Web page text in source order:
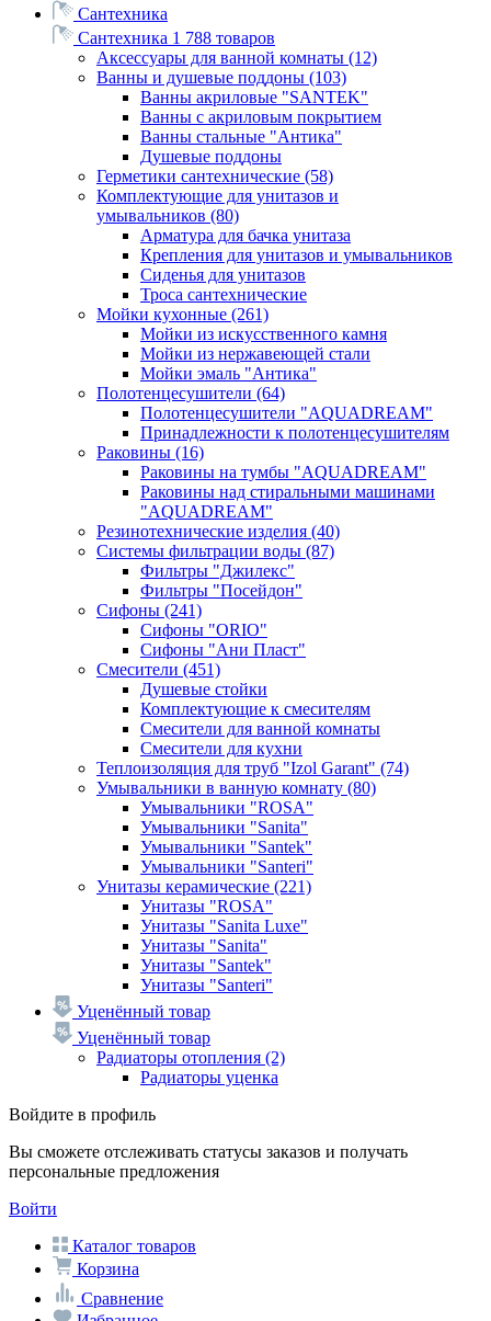
Сантехника
Сантехника 1 788 товаров
Аксессуары для ванной комнаты (12)
Ванны и душевые поддоны (103)
Ванны акриловые "SANTEK"
Ванны с акриловым покрытием
Ванны стальные "Антика"
Душевые поддоны
Герметики сантехнические (58)
Комплектующие для унитазов и
умывальников (80)
Арматура для бачка унитаза
Крепления для унитазов и умывальников
Сиденья для унитазов
Троса сантехнические
Мойки кухонные (261)
Мойки из искусственного камня
Мойки из нержавеющей стали
Мойки эмаль "Антика"
Полотенцесушители (64)
Полотенцесушители "AQUADREAM"
Принадлежности к полотенцесушителям
Раковины (16)
Раковины на тумбы "AQUADREAM"
Раковины над стиральными машинами
"AQUADREAM"
Резинотехнические изделия (40)
Системы фильтрации воды (87)
Фильтры "Джилекс"
Фильтры "Посейдон"
Сифоны (241)
Сифоны "ORIO"
Сифоны "Ани Пласт"
Смесители (451)
Душевые стойки
Комплектующие к смесителям
Смесители для ванной комнаты
Смесители для кухни
Теплоизоляция для труб "Izol Garant" (74)
Умывальники в ванную комнату (80)
Умывальники "ROSA"
Умывальники "Sanita"
Умывальники "Santek"
Умывальники "Santeri"
Унитазы керамические (221)
Унитазы "ROSA"
Унитазы "Sanita Luxe"
Унитазы "Sanita"
Унитазы "Santek"
Унитазы "Santeri"
Уценённый товар
Уценённый товар
Радиаторы отопления (2)
Радиаторы уценка
Войдите в профиль
Вы сможете отслеживать статусы заказов и получать
персональные предложения
Войти
Каталог товаров
Корзина
Сравнение